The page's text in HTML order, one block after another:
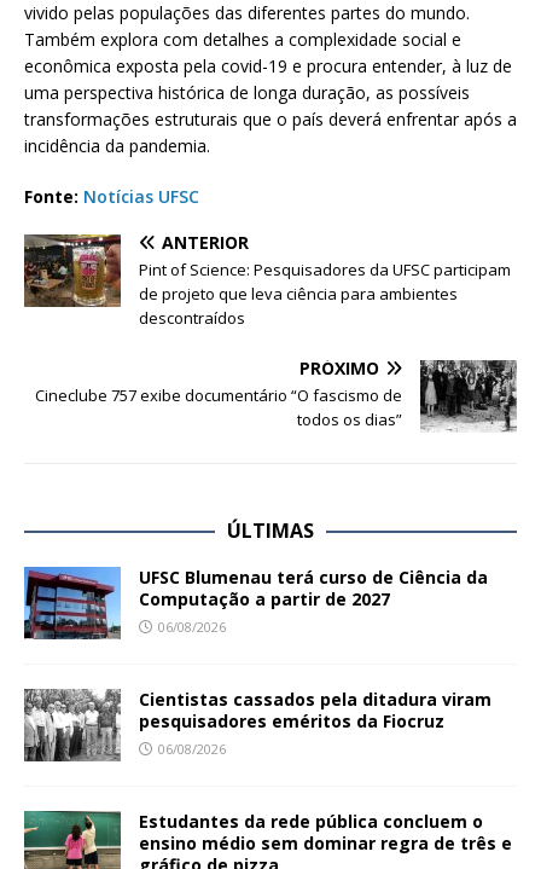
vivido pelas populações das diferentes partes do mundo.
Também explora com detalhes a complexidade social e
econômica exposta pela covid-19 e procura entender, à luz de
uma perspectiva histórica de longa duração, as possíveis
transformações estruturais que o país deverá enfrentar após a
incidência da pandemia.
Fonte: Notícias UFSC
ANTERIOR
Pint of Science: Pesquisadores da UFSC participam
de projeto que leva ciência para ambientes
descontraídos
PRÓXIMO
Cineclube 757 exibe documentário “O fascismo de
todos os dias”
ÚLTIMAS
UFSC Blumenau terá curso de Ciência da
Computação a partir de 2027
06/08/2026
Cientistas cassados pela ditadura viram
pesquisadores eméritos da Fiocruz
06/08/2026
Estudantes da rede pública concluem o
ensino médio sem dominar regra de três e